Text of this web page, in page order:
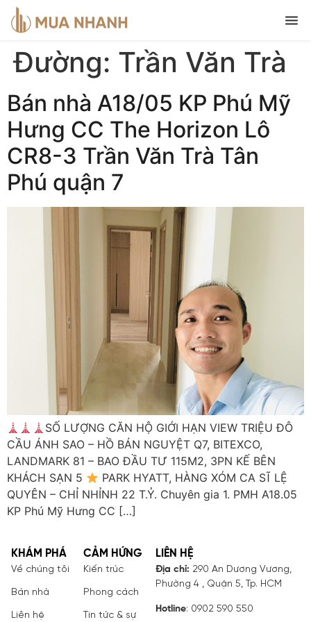
Đường: Trần Văn Trà
Bán nhà A18/05 KP Phú Mỹ
Hưng CC The Horizon Lô
CR8-3 Trần Văn Trà Tân
Phú quận 7
SỐ LƯỢNG CĂN HỘ GIỚI HẠN VIEW TRIỆU ĐÔ
CẦU ÁNH SAO – HỒ BÁN NGUYỆT Q7, BITEXCO,
LANDMARK 81 – BAO ĐẦU TƯ 115M2, 3PN KẾ BÊN
KHÁCH SẠN 5
PARK HYATT, HÀNG XÓM CA SĨ LỆ
QUYÊN – CHỈ NHỈNH 22 T.Ỷ. Chuyên gia 1. PMH A18.05
KP Phú Mỹ Hưng CC […]
KHÁM PHÁ
Về chúng tôi
Bán nhà
Liên hệ
CẢM HỨNG
Kiến trúc
Phong cách
Tin tức & sự
LIÊN HỆ
Địa chỉ: 290 An Dương Vương,
Phường 4 , Quận 5, Tp. HCM
Hotline: 0902 590 550